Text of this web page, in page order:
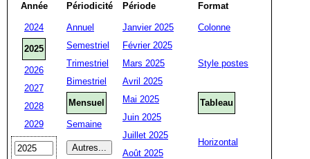
Année
2024
2025
2026
2027
2028
2029
Périodicité
Annuel
Semestriel
Trimestriel
Bimestriel
Mensuel
Semaine
Période
Janvier 2025
Février 2025
Mars 2025
Avril 2025
Mai 2025
Juin 2025
Juillet 2025
Août 2025
Format
Colonne
Style postes
Tableau
Horizontal